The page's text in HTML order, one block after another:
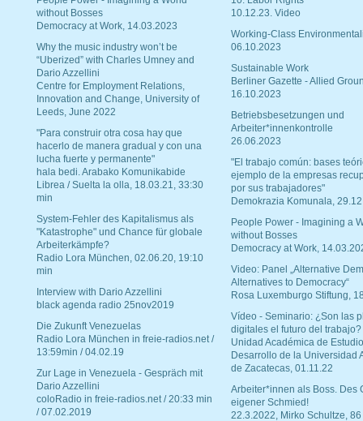
without Bosses
Democracy at Work, 14.03.2023
Why the music industry won’t be
“Uberized” with Charles Umney and
Dario Azzellini
Centre for Employment Relations,
Innovation and Change, University of
Leeds, June 2022
"Para construir otra cosa hay que
hacerlo de manera gradual y con una
lucha fuerte y permanente"
hala bedi. Arabako Komunikabide
Librea / Suelta la olla, 18.03.21, 33:30
min
System-Fehler des Kapitalismus als
"Katastrophe" und Chance für globale
Arbeiterkämpfe?
Radio Lora München, 02.06.20, 19:10
min
Interview with Dario Azzellini
black agenda radio 25nov2019
Die Zukunft Venezuelas
Radio Lora München in freie-radios.net /
13:59min / 04.02.19
Zur Lage in Venezuela - Gespräch mit
Dario Azzellini
coloRadio in freie-radios.net / 20:33 min
/ 07.02.2019
10.12.23. Video
Working-Class
06.10.2023
Sustainable Work
Berliner Gazette - Allied
16.10.2023
Betriebsbesetzungen und
Arbeiter*innenkontrolle
26.06.2023
"El trabajo común: bases
ejemplo de la empresas
por sus trabajadores"
Demokrazia Komunala,
People Power - Imagining a
without Bosses
Democracy at Work,
Video: Panel „Alternative
Alternatives to Democracy“
Rosa Luxemburgo Stiftung,
Vídeo - Seminario: ¿Son las
digitales el futuro del trabajo?
Unidad Académica de
Desarrollo de la Universidad
de Zacatecas, 01.11.22
Arbeiter*innen als Boss. Des
eigener Schmied!
22.3.2022, Mirko Schultze, 86